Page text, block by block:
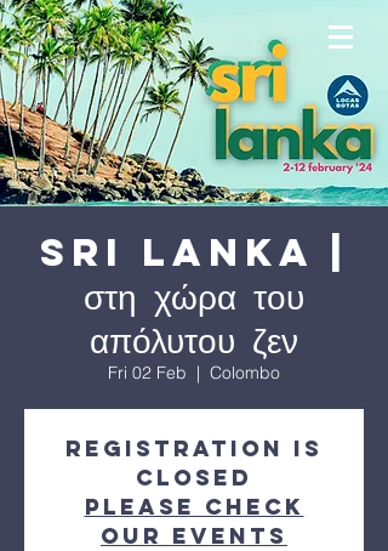
SRI LANKA |
στη χώρα του
απόλυτου ζεν
Fri 02 Feb
  |
Colombo
Registration is
Closed
Please check
our events